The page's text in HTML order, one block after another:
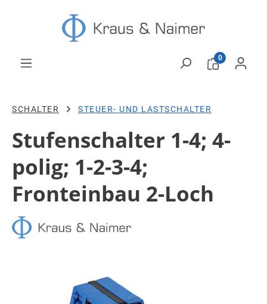
Zum Hauptinhalt springen
0
SCHALTER STEUER- UND LASTSCHALTER
Stufenschalter 1-4; 4-
polig; 1-2-3-4;
Fronteinbau 2-Loch